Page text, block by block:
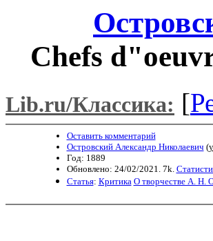
Chefs
Lib.ru/Классика: [
Оставить комментарий
Островский Александр Николаевич (
Год: 1889
Обновлено: 24/02/2021. 7k.
Статья: Критика О творчестве А. Н.